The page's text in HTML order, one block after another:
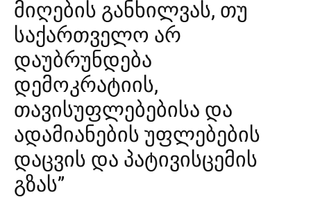
მიღების განხილვას, თუ
საქართველო არ
დაუბრუნდება
დემოკრატიის,
თავისუფლებებისა და
ადამიანების უფლებების
დაცვის და პატივისცემის
გზას”